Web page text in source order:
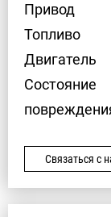
Привод
Топливо
Двигатель
Состояние
Связаться с